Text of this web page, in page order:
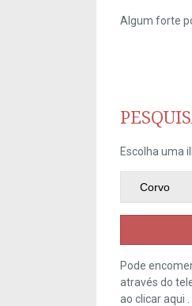
Algum forte
Escolha uma
Pode
através do
ao clicaraqui